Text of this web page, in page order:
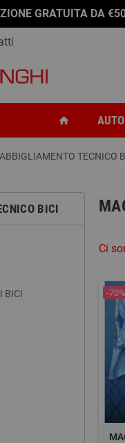
GRATUITA DA
home AUTO
ABBIGLIAMENTO TECNICO
BICI
BICI
Ci
-70%